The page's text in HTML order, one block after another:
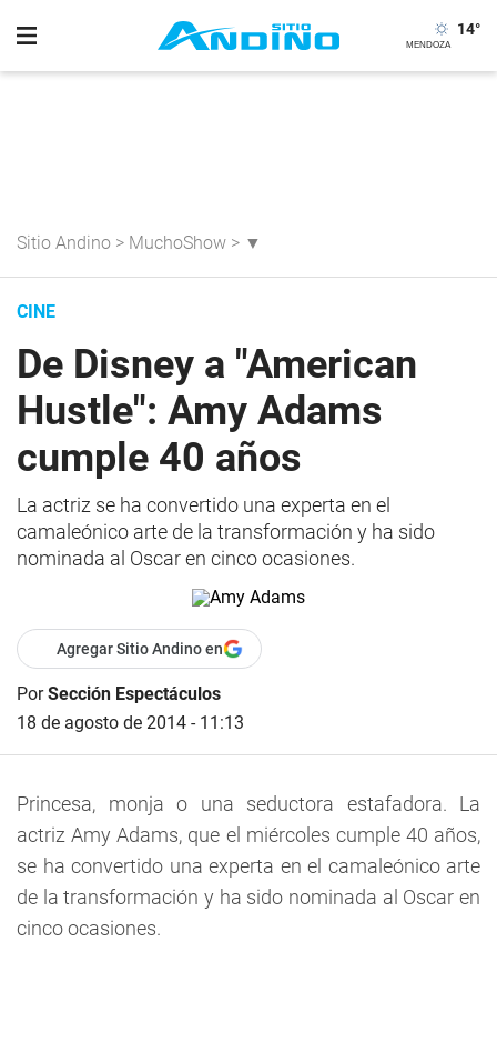
14°
Sitio Andino > MuchoShow > ▼
CINE
De Disney a "American
Hustle": Amy Adams
cumple 40 años
La actriz se ha convertido una experta en el
camaleónico arte de la transformación y ha sido
nominada al Oscar en cinco ocasiones.
Agregar Sitio Andino en
PorSección Espectáculos
18 de agosto de 2014 - 11:13
Princesa, monja o una seductora estafadora. La
actriz Amy Adams, que el miércoles cumple 40 años,
se ha convertido una experta en el camaleónico arte
de la transformación y ha sido nominada al Oscar en
cinco ocasiones.